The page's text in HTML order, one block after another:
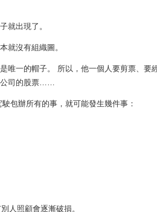
就出現了。
就沒有組織圖。
唯一的帽子。 所以，他一個人要剪票、要
公司的股票……
包辦所有的事，就可能發生幾件事：
人照顧會逐漸破損。